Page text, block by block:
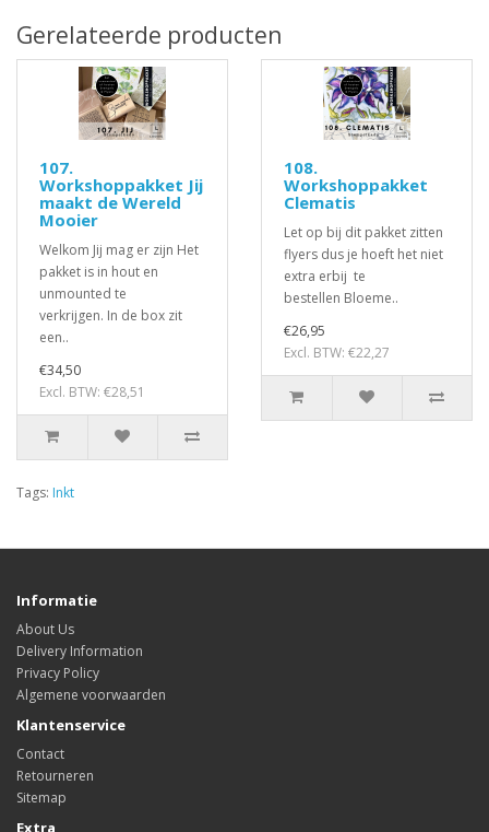
Gerelateerde producten
107.
Workshoppakket Jij
maakt de Wereld
Mooier
Welkom Jij mag er zijn Het
pakket is in hout en
unmounted te
verkrijgen. In de box zit
een..
€34,50
Excl. BTW: €28,51
108.
Workshoppakket
Clematis
Let op bij dit pakket zitten
flyers dus je hoeft het niet
extra erbij te
bestellen Bloeme..
€26,95
Excl. BTW: €22,27
Tags: Inkt
Informatie
About Us
Delivery Information
Privacy Policy
Algemene voorwaarden
Klantenservice
Contact
Retourneren
Sitemap
Extra